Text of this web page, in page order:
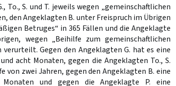
To., S. und T. jeweils wegen „gemeinschaftlichen
den Angeklagten B. unter Freispruch im Übrigen
Betruges“ in 365 Fällen und die Angeklagte
wegen „Beihilfe zum gemeinschaftlichen
Gegen den Angeklagten G. hat es eine
acht Monaten, gegen die Angeklagten To., S.
von zwei Jahren, gegen den Angeklagten B. eine
und gegen die Angeklagte P. eine